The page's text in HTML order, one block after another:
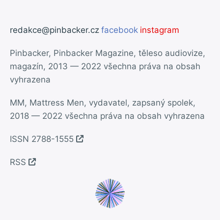
redakce@pinbacker.cz facebook instagram
Pinbacker, Pinbacker Magazine, těleso audiovize,
magazín, 2013 — 2022 všechna práva na obsah
vyhrazena
MM, Mattress Men, vydavatel, zapsaný spolek,
2018 — 2022 všechna práva na obsah vyhrazena
ISSN 2788-1555
RSS